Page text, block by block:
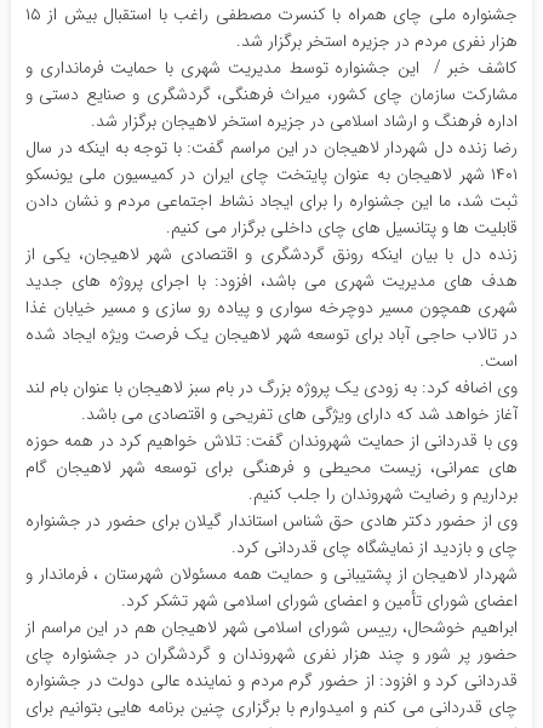
جشنواره ملی چای همراه با کنسرت مصطفی راغب با استقبال بیش از ۱۵
هزار نفری مردم در جزیره استخر برگزار شد.
کاشف خبر / این جشنواره توسط مدیریت شهری با حمایت فرمانداری و
مشارکت سازمان چای کشور، میراث فرهنگی، گردشگری و صنایع دستی و
اداره فرهنگ و ارشاد اسلامی در جزیره استخر لاهیجان برگزار شد.
رضا زنده دل شهردار لاهیجان در این مراسم گفت: با توجه به اینکه در سال
۱۴۰۱ شهر لاهیجان به عنوان پایتخت چای ایران در کمیسیون ملی یونسکو
ثبت شد، ما این جشنواره را برای ایجاد نشاط اجتماعی مردم و نشان دادن
قابلیت ها و پتانسیل های چای داخلی برگزار می کنیم.
زنده دل با بیان اینکه رونق گردشگری و اقتصادی شهر لاهیجان، یکی از
هدف های مدیریت شهری می باشد، افزود: با اجرای پروژه های جدید
شهری همچون مسیر دوچرخه سواری و پیاده رو سازی و مسیر خیابان غذا
در تالاب حاجی آباد برای توسعه شهر لاهیجان یک فرصت ویژه ایجاد شده
است.
وی اضافه کرد: به زودی یک پروژه بزرگ در بام سبز لاهیجان با عنوان بام لند
آغاز خواهد شد که دارای ویژگی های تفریحی و اقتصادی می باشد.
وی با قدردانی از حمایت شهروندان گفت: تلاش خواهیم کرد در همه حوزه
های عمرانی، زیست محیطی و فرهنگی برای توسعه شهر لاهیجان گام
برداریم و رضایت شهروندان را جلب کنیم.
وی از حضور دکتر هادی حق شناس استاندار گیلان برای حضور در جشنواره
چای و بازدید از نمایشگاه چای قدردانی کرد.
شهردار لاهیجان از پشتیبانی و حمایت همه مسئولان شهرستان ، فرماندار و
اعضای شورای تأمین و اعضای شورای اسلامی شهر تشکر کرد.
ابراهیم خوشحال، رییس شورای اسلامی شهر لاهیجان هم در این مراسم از
حضور پر شور و چند هزار نفری شهروندان و گردشگران در جشنواره چای
قدردانی کرد و افزود: از حضور گرم مردم و نماینده عالی دولت در جشنواره
چای قدردانی می کنم و امیدوارم با برگزاری چنین برنامه هایی بتوانیم برای